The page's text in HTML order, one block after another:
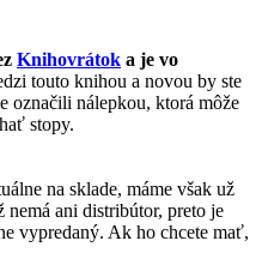
Knihovrátok a je vo
touto knihou a novou by ste
označili nálepkou, ktorá môže
stopy.
na sklade, máme však už
nemá ani distribútor, preto je
vypredaný. Ak ho chcete mať,